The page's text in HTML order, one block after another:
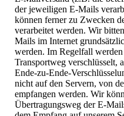
der jeweiligen E-Mails
können ferner zu Zwecken
verarbeitet werden. Wir
Mails im Internet
werden. Im Regelfall
Transportweg verschlüsselt,
Ende-zu-Ende-
nicht auf den Servern, von
empfangen werden. Wir
Übertragungsweg der E-